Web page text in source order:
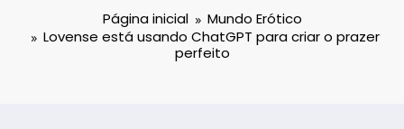
Página inicial
Mundo Erótico
Lovense está usando ChatGPT para criar o prazer
perfeito